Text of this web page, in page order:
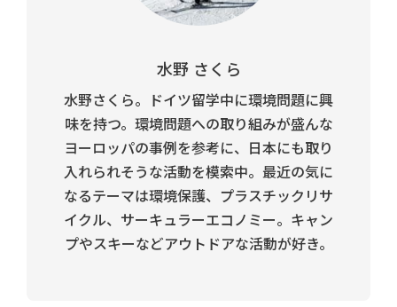
水野 さくら
水野さくら。ドイツ留学中に環境問題に興
味を持つ。環境問題への取り組みが盛んな
ヨーロッパの事例を参考に、日本にも取り
入れられそうな活動を模索中。最近の気に
なるテーマは環境保護、プラスチックリサ
イクル、サーキュラーエコノミー。キャン
プやスキーなどアウトドアな活動が好き。